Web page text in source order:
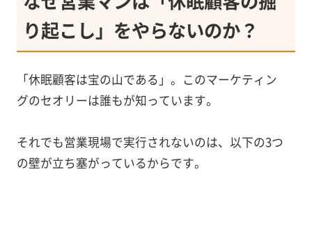
り起こし」をやらないのか？
「休眠顧客は宝の山である」。このマーケティン
グのセオリーは誰もが知っています。
それでも営業現場で実行されないのは、以下の3つ
の壁が立ち塞がっているからです。